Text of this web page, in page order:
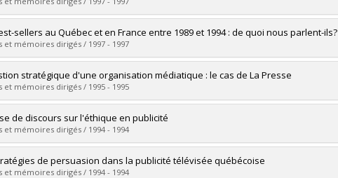
:M. Sc.
le document dans Papyrus
:Merciari, Christian
Master's
:M. Sc.
le document dans Papyrus
sellers au Québec et en France entre 1989 et 1994 : de quoi nous parlent-ils?
et mémoires dirigés / 1997 - 1997
:Riel, Nadine
Master's
:M. Sc.
le document dans Papyrus
stratégique d'une organisation médiatique : le cas de La Presse
et mémoires dirigés / 1995 - 1995
:Bassez, Élodie
Master's
:M. Sc.
le document dans Papyrus
de discours sur l'éthique en publicité
et mémoires dirigés / 1994 - 1994
:Bergeron, Caroline
Master's
de persuasion dans la publicité télévisée québécoise
et mémoires dirigés / 1994 - 1994